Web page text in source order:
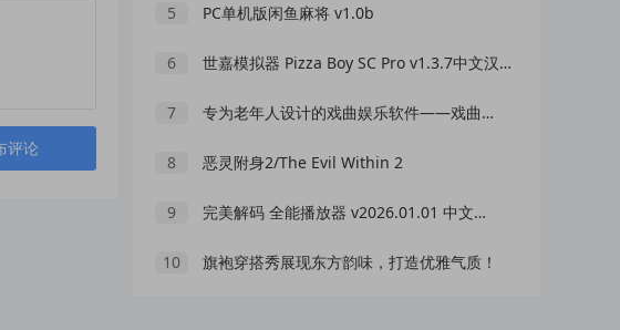
评论
5 PC单机版闲鱼麻将 v1.0b
6 世嘉模拟器 Pizza Boy SC Pro v1.3.7中文汉化解锁高级版支持MD游戏、SMS游戏、GG游戏
7 专为老年人设计的戏曲娱乐软件——戏曲多多TV 1.0.8，让传统艺术触手可及。
8 恶灵附身2/The Evil Within 2
9 完美解码 全能播放器 v2026.01.01 中文免费版
10 旗袍穿搭秀展现东方韵味，打造优雅气质！